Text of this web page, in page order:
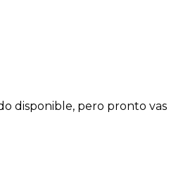
disponible, pero pronto vas